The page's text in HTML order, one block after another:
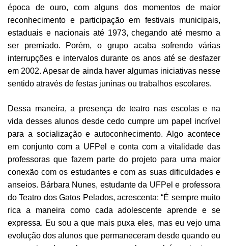
época de ouro, com alguns dos momentos de maior
reconhecimento e participação em festivais municipais,
estaduais e nacionais até 1973, chegando até mesmo a
ser premiado. Porém, o grupo acaba sofrendo várias
interrupções e intervalos durante os anos até se desfazer
em 2002. Apesar de ainda haver algumas iniciativas nesse
sentido através de festas juninas ou trabalhos escolares.
Dessa maneira, a presença de teatro nas escolas e na
vida desses alunos desde cedo cumpre um papel incrível
para a socialização e autoconhecimento. Algo acontece
em conjunto com a UFPel e conta com a vitalidade das
professoras que fazem parte do projeto para uma maior
conexão com os estudantes e com as suas dificuldades e
anseios. Bárbara Nunes, estudante da UFPel e professora
do Teatro dos Gatos Pelados, acrescenta: “É sempre muito
rica a maneira como cada adolescente aprende e se
expressa. Eu sou a que mais puxa eles, mas eu vejo uma
evolução dos alunos que permaneceram desde quando eu